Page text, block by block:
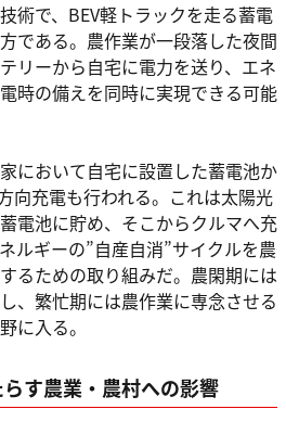
術で、BEV軽トラックを走る蓄電
である。農作業が一段落した夜間
リーから自宅に電力を送り、エネ
時の備えを同時に実現できる可能
において自宅に設置した蓄電池か
向充電も行われる。これは太陽光
電池に貯め、そこからクルマへ充
ルギーの”自産自消”サイクルを農
るための取り組みだ。農閑期には
、繁忙期には農作業に専念させる
に入る。
す農業・農村への影響